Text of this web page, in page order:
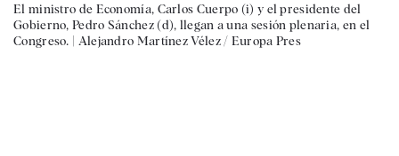
El ministro de Economía, Carlos Cuerpo (i) y el presidente del
Gobierno, Pedro Sánchez (d), llegan a una sesión plenaria, en el
Congreso. | Alejandro Martínez Vélez / Europa Pres